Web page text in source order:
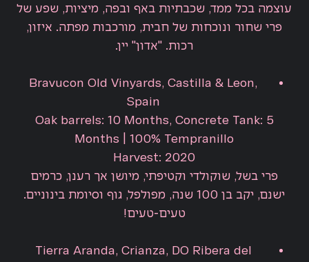
עוצמה בכל ממד, שכבתיות באף ובפה, מיציות, שפע של
פרי שחור ונוכחות של חבית, מורכבות מפתה. איזון,
רכות. "אדון" יין.
Bravucon Old Vinyards, Castilla & Leon,
Spain
Oak barrels: 10 Months, Concrete Tank: 5
Months | 100% Tempranillo
Harvest: 2020
פרי בשל, שוקולדי וקטיפתי, מיושן אך רענן, כרמים
ישנם, יקב בן 100 שנה, מפולפל, גוף וסיומת בינוניים.
טעים-טעים!
Tierra Aranda, Crianza, DO Ribera del